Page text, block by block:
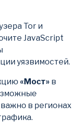
Tor и
JavaScript
уязвимостей.
«Мост» в
в регионах